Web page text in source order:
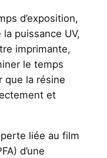
d’exposition,
puissance UV,
imprimante,
le temps
que la résine
et
liée au film
d’une